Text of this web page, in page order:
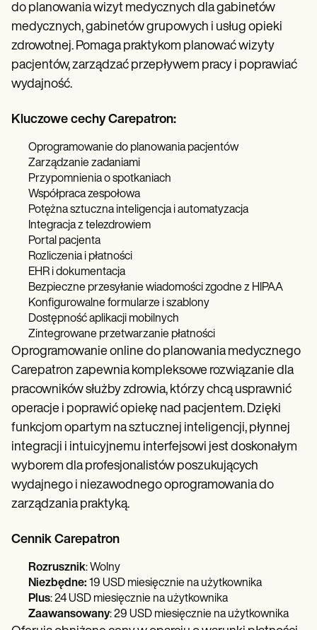
do planowania wizyt medycznych dla gabinetów
medycznych, gabinetów grupowych i usług opieki
zdrowotnej. Pomaga praktykom planować wizyty
pacjentów, zarządzać przepływem pracy i poprawiać
wydajność.
Kluczowe cechy Carepatron:
Oprogramowanie do planowania pacjentów
Zarządzanie zadaniami
Przypomnienia o spotkaniach
Współpraca zespołowa
Potężna sztuczna inteligencja i automatyzacja
Integracja z telezdrowiem
Portal pacjenta
Rozliczenia i płatności
EHR i dokumentacja
Bezpieczne przesyłanie wiadomości zgodne z HIPAA
Konfigurowalne formularze i szablony
Dostępność aplikacji mobilnych
Zintegrowane przetwarzanie płatności
Oprogramowanie online do planowania medycznego
Carepatron zapewnia kompleksowe rozwiązanie dla
pracowników służby zdrowia, którzy chcą usprawnić
operacje i poprawić opiekę nad pacjentem. Dzięki
funkcjom opartym na sztucznej inteligencji, płynnej
integracji i intuicyjnemu interfejsowi jest doskonałym
wyborem dla profesjonalistów poszukujących
wydajnego i niezawodnego oprogramowania do
zarządzania praktyką.
Cennik Carepatron
Rozrusznik: Wolny
Niezbędne: 19 USD miesięcznie na użytkownika
Plus: 24 USD miesięcznie na użytkownika
Zaawansowany: 29 USD miesięcznie na użytkownika